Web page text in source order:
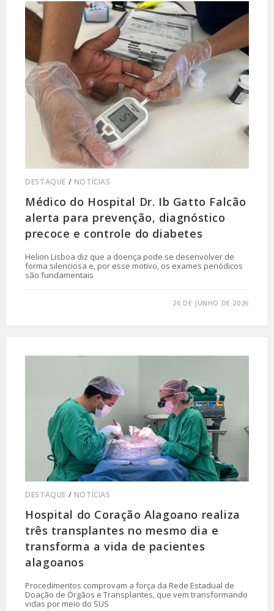
DESTAQUE / NOTÍCIAS
Médico do Hospital Dr. Ib Gatto Falcão
alerta para prevenção, diagnóstico
precoce e controle do diabetes
Helion Lisboa diz que a doença pode se desenvolver de
forma silenciosa e, por esse motivo, os exames periódicos
são fundamentais
26 DE JUNHO DE 2026
DESTAQUE / NOTÍCIAS
Hospital do Coração Alagoano realiza
três transplantes no mesmo dia e
transforma a vida de pacientes
alagoanos
Procedimentos comprovam a força da Rede Estadual de
Doação de Órgãos e Transplantes, que vem transformando
vidas por meio do SUS